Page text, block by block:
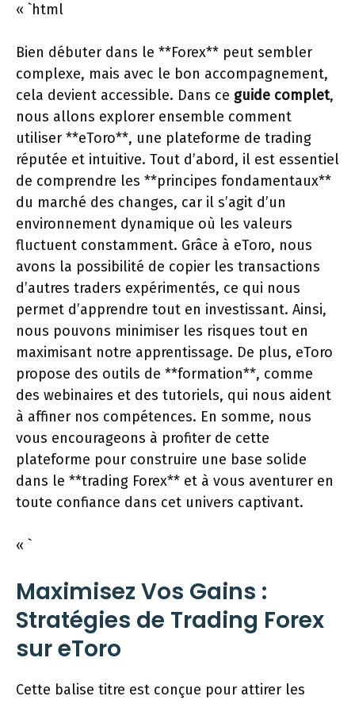
« `html
Bien débuter dans le **Forex** peut sembler
complexe, mais avec le bon accompagnement,
cela devient accessible. Dans ce guide complet,
nous allons explorer ensemble comment
utiliser **eToro**, une plateforme de trading
réputée et intuitive. Tout d’abord, il est essentiel
de comprendre les **principes fondamentaux**
du marché des changes, car il s’agit d’un
environnement dynamique où les valeurs
fluctuent constamment. Grâce à eToro, nous
avons la possibilité de copier les transactions
d’autres traders expérimentés, ce qui nous
permet d’apprendre tout en investissant. Ainsi,
nous pouvons minimiser les risques tout en
maximisant notre apprentissage. De plus, eToro
propose des outils de **formation**, comme
des webinaires et des tutoriels, qui nous aident
à affiner nos compétences. En somme, nous
vous encourageons à profiter de cette
plateforme pour construire une base solide
dans le **trading Forex** et à vous aventurer en
toute confiance dans cet univers captivant.
« `
Maximisez Vos Gains :
Stratégies de Trading Forex
sur eToro
Cette balise titre est conçue pour attirer les